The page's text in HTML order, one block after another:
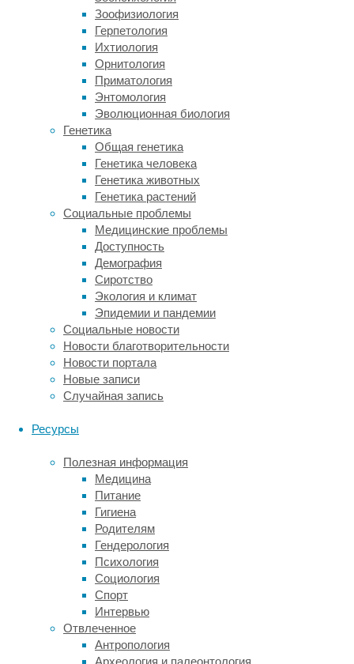
Зоофизиология
Герпетология
Ихтиология
Орнитология
Приматология
Энтомология
Эволюционная биология
Генетика
Общая генетика
Генетика человека
Генетика животных
Генетика растений
Социальные проблемы
Медицинские проблемы
Доступность
Демография
Сиротство
Экология и климат
Эпидемии и пандемии
Социальные новости
Новости благотворительности
Новости портала
Новые записи
Случайная запись
Ресурсы
Полезная информация
Медицина
Питание
Гигиена
Родителям
Гендерология
Психология
Социология
Спорт
Интервью
Отвлеченное
Антропология
Археология и палеонтология
космонавты
будут
намного
сильнее
подвержены
влиянию
радиации,
так
как
магнитное
поле
или
плотные
слои
атмосферы
больше
не
защищают
их
от
космических
лучей
–
поток
тяжелых
частиц.
На
основании
данных
NASA
марсохода
Curiosity
за
полгода
пребывания
вне